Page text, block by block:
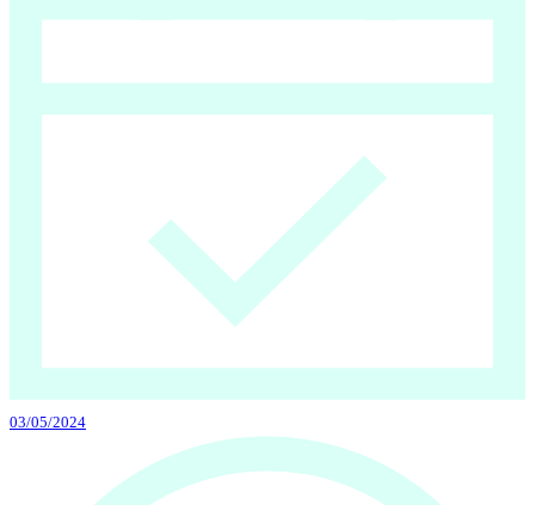
03/05/2024